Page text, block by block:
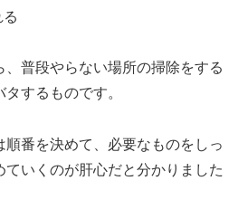
普段やらない場所の掃除をする
するものです。
番を決めて、必要なものをしっ
いくのが肝心だと分かりました